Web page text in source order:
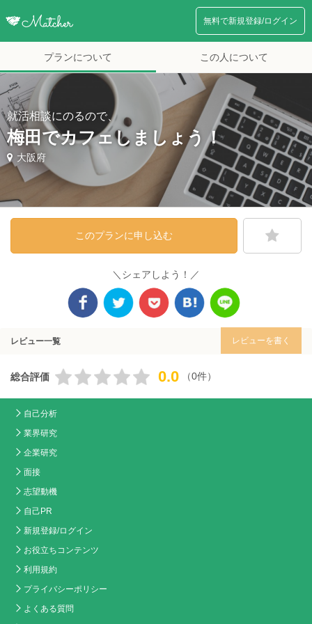
無料で新規登録/ログイン
プランについて この人について
就活相談にのるので、
梅田でカフェしましょう！
大阪府
このプランに申し込む
＼シェアしよう！／
レビュー一覧 レビューを書く
総合評価 0.0 （0件）
自己分析
業界研究
企業研究
面接
志望動機
自己PR
新規登録/ログイン
お役立ちコンテンツ
利用規約
プライバシーポリシー
よくある質問